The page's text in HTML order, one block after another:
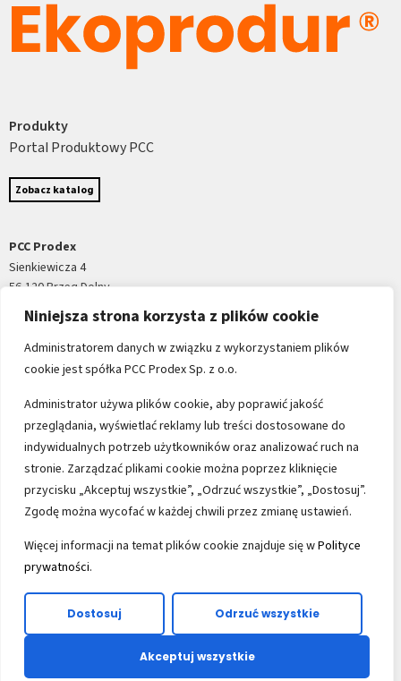
Niniejsza strona korzysta z plików cookie
Administratorem danych w związku z wykorzystaniem plików
cookie jest spółka PCC Prodex Sp. z o.o.
Administrator używa plików cookie, aby poprawić jakość
przeglądania, wyświetlać reklamy lub treści dostosowane do
indywidualnych potrzeb użytkowników oraz analizować ruch na
stronie. Zarządzać plikami cookie można poprzez kliknięcie
przycisku „Akceptuj wszystkie”, „Odrzuć wszystkie”, „Dostosuj”.
Zgodę można wycofać w każdej chwili przez zmianę ustawień.
Więcej informacji na temat plików cookie znajduje się wPolityce
prywatności.
Dostosuj Odrzuć wszystkie
Akceptuj wszystkie
Produkty
Portal Produktowy PCC
Zobacz katalog
PCC Prodex
Sienkiewicza 4
56-120 Brzeg Dolny
2023 Copyright © PCC Prodex
Warunki Sprzedaży
Warunki Zakupów Surowców
Polityka prywatności